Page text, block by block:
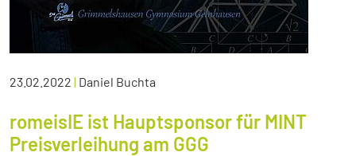
23.02.2022 | Daniel Buchta
romeisIE ist Hauptsponsor für MINT
Preisverleihung am GGG